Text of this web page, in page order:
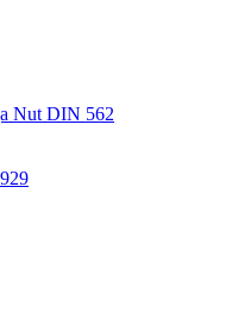
Nut DIN 562